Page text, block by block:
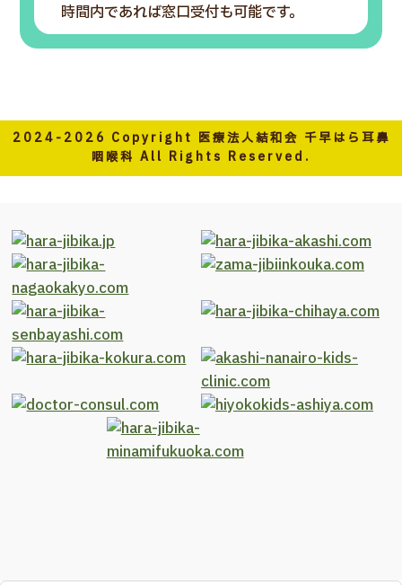
時間内であれば窓口受付も可能です。
2024-2026 Copyright 医療法人結和会 千早はら耳鼻
咽喉科 All Rights Reserved.